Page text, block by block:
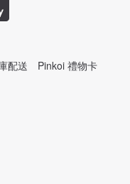
配送
Pinkoi 禮物卡